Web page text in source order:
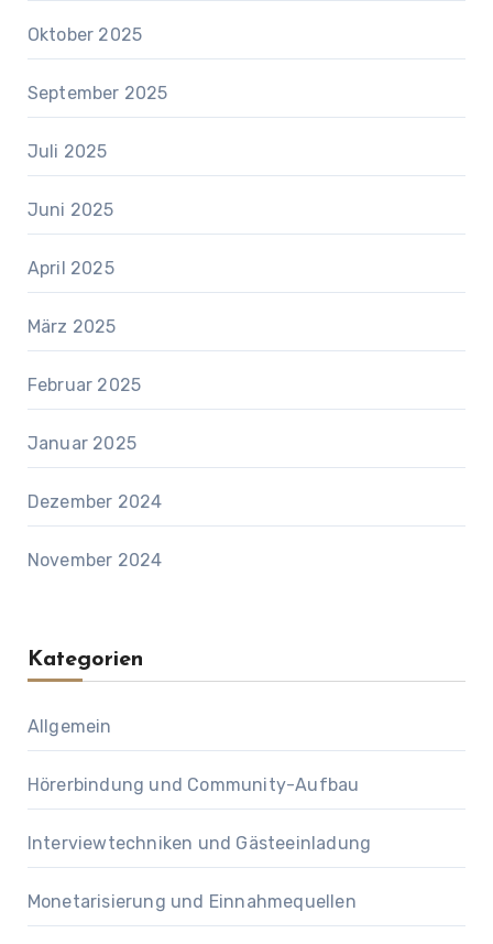
Oktober 2025
September 2025
Juli 2025
Juni 2025
April 2025
März 2025
Februar 2025
Januar 2025
Dezember 2024
November 2024
Kategorien
Allgemein
Hörerbindung und Community-Aufbau
Interviewtechniken und Gästeeinladung
Monetarisierung und Einnahmequellen